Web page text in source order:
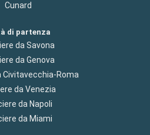
Cunard
di partenza
da Savona
da Genova
Civitavecchia-Roma
da Venezia
da Napoli
da Miami